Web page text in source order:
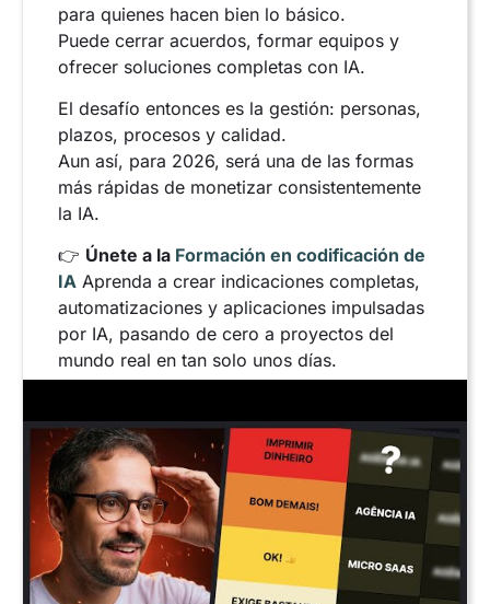
para quienes hacen bien lo básico.
Puede cerrar acuerdos, formar equipos y
ofrecer soluciones completas con IA.
El desafío entonces es la gestión: personas,
plazos, procesos y calidad.
Aun así, para 2026, será una de las formas
más rápidas de monetizar consistentemente
la IA.
👉 Únete a la Formación en codificación de
IA Aprenda a crear indicaciones completas,
automatizaciones y aplicaciones impulsadas
por IA, pasando de cero a proyectos del
mundo real en tan solo unos días.
Consultoría de IA para
empresas